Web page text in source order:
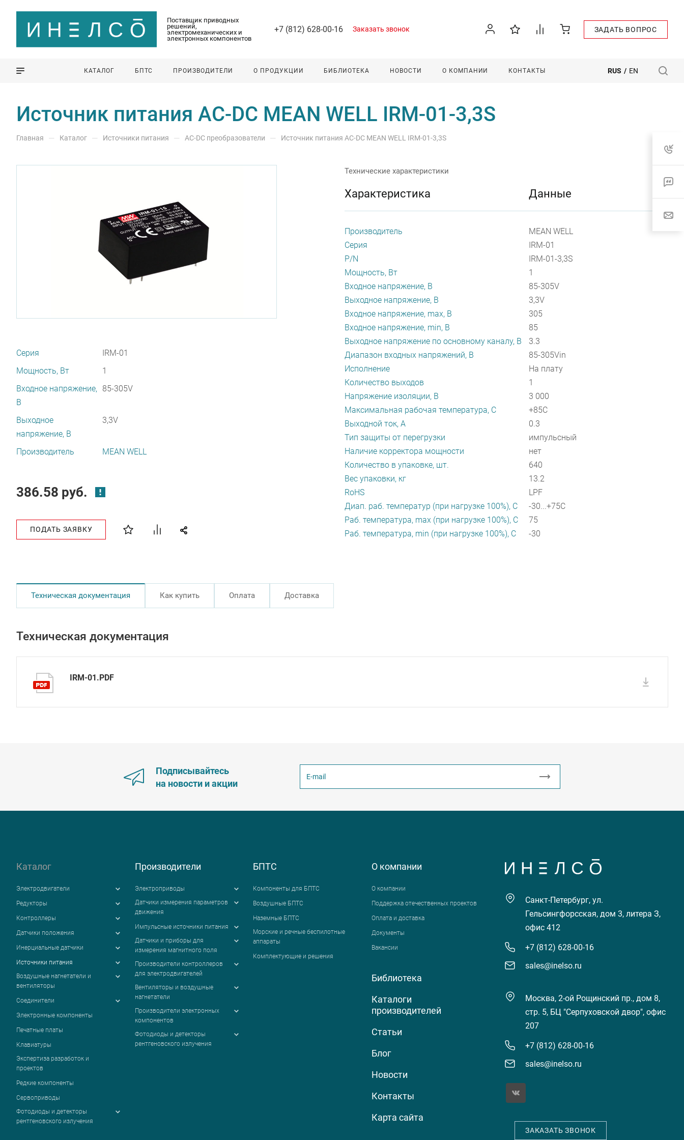
Поставщик приводных
решений,
электромеханических и
электронных компонентов
+7 (812) 628-00-16 Заказать звонок ЗАДАТЬ ВОПРОС
КАТАЛОГ БПТС ПРОИЗВОДИТЕЛИ О ПРОДУКЦИИ БИБЛИОТЕКА НОВОСТИ О КОМПАНИИ КОНТАКТЫ RUS / EN
Источник питания AC-DC MEAN WELL IRM-01-3,3S
Главная — Каталог — Источники питания — AC-DC преобразователи — Источник питания AC-DC MEAN WELL IRM-01-3,3S
Серия
IRM-01
Мощность, Вт
1
Входное напряжение,
В
85-305V
Выходное
напряжение, В
3,3V
Производитель MEAN WELL
386.58 руб.
ПОДАТЬ ЗАЯВКУ
Технические характеристики
Характеристика Данные
Производитель
MEAN WELL
Серия
IRM-01
P/N
IRM-01-3,3S
Мощность, Вт
1
Входное напряжение, В
85-305V
Выходное напряжение, В
3,3V
Входное напряжение, max, В
305
Входное напряжение, min, В
85
Выходное напряжение по основному каналу, В
3.3
Диапазон входных напряжений, В
85-305Vin
Исполнение
На плату
Количество выходов
1
Напряжение изоляции, В
3 000
Максимальная рабочая температура, C
+85C
Выходной ток, А
0.3
Тип защиты от перегрузки
импульсный
Наличие корректора мощности
нет
Количество в упаковке, шт.
640
Вес упаковки, кг
13.2
RoHS
LPF
Диап. раб. температур (при нагрузке 100%), C
-30...+75C
Раб. температура, max (при нагрузке 100%), C
75
Раб. температура, min (при нагрузке 100%), C
-30
Техническая документация Как купить Оплата Доставка
Техническая документация
IRM-01.PDF
Подписывайтесь
на новости и акции
Каталог
Электродвигатели
Редукторы
Контроллеры
Датчики положения
Инерциальные датчики
Источники питания
Воздушные нагнетатели и
вентиляторы
Соединители
Электронные компоненты
Печатные платы
Клавиатуры
Экспертиза разработок и
проектов
Редкие компоненты
Сервоприводы
Фотодиоды и детекторы
рентгеновского излучения
Производители
Электроприводы
Датчики измерения параметров
движения
Импульсные источники питания
Датчики и приборы для
измерения магнитного поля
Производители контроллеров
для электродвигателей
Вентиляторы и воздушные
нагнетатели
Производители электронных
компонентов
Фотодиоды и детекторы
рентгеновского излучения
БПТС
Компоненты для БПТС
Воздушные БПТС
Наземные БПТС
Морские и речные беспилотные
аппараты
Комплектующие и решения
О компании
О компании
Поддержка отечественных проектов
Оплата и доставка
Документы
Вакансии
Библиотека
Каталоги
производителей
Статьи
Блог
Новости
Контакты
Карта сайта
Санкт-Петербург, ул.
Гельсингфорсская, дом 3, литера З,
офис 412
+7 (812) 628-00-16
sales@inelso.ru
Москва, 2-ой Рощинский пр., дом 8,
стр. 5, БЦ "Серпуховской двор", офис
207
+7 (812) 628-00-16
sales@inelso.ru
ЗАКАЗАТЬ ЗВОНОК